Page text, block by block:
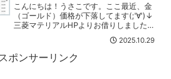
こんにちは！うさこです。ここ最近、金
（ゴールド）価格が下落してます(;'∀')↓
三菱マテリアルHPよりお借りしました。
ずなのに、なぜ下がってるの？」と感じ
た人も多いはず！今日は、金価格が下が
っている理由と...
2025.10.29
スポンサーリンク